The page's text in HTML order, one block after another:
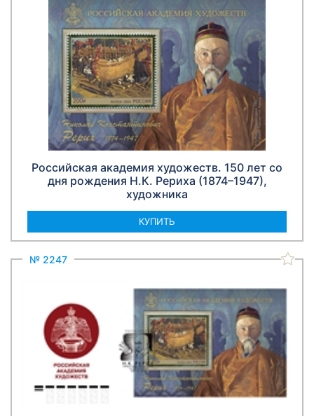
Российская академия художеств. 150 лет со
дня рождения Н.К. Рериха (1874–1947),
художника
КУПИТЬ
№ 2247